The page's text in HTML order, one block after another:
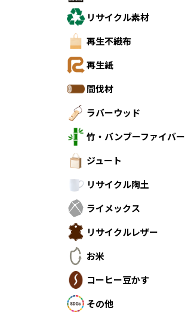
リサイクル素材
再生不織布
再生紙
間伐材
ラバーウッド
竹・バンブーファイバー
ジュート
リサイクル陶土
ライメックス
リサイクルレザー
お米
コーヒー豆かす
その他